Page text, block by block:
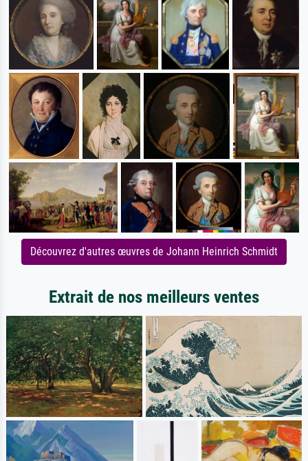
Découvrez d'autres œuvres de Johann Heinrich Schmidt
Extrait de nos meilleurs ventes